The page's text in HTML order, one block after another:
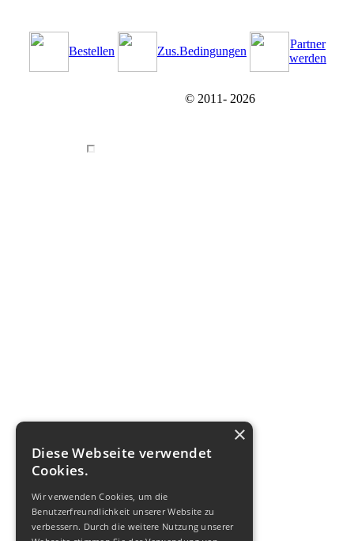
Bestellen Zus.Bedingungen
Partner
werden
© 2011- 2026
×
Diese Webseite verwendet
Cookies.
Wir verwenden Cookies, um die
Benutzerfreundlichkeit unserer Website zu
verbessern. Durch die weitere Nutzung unserer